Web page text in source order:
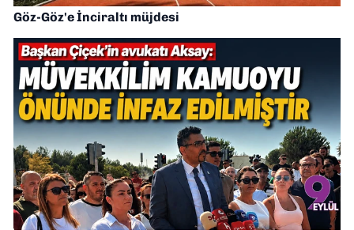
Göz-Göz'e İnciraltı müjdesi